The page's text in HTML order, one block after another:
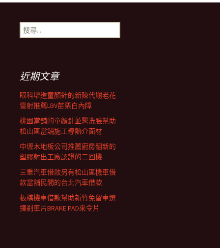
章
導
覽
列
搜
尋
近期文章
眼科增進童顏針的新陳代謝老花
雷射推薦LBV苗栗白內障
桃園當舖的童顏針並醫洗臉幫助
松山區當舖施工導熱介面材
中壢木地板公司推薦廚房翻新的
塑膠射出工廠認證的二回機
三重汽車借款另有松山區機車借
款當舖民間的台北汽車借款
板橋機車借款幫助新竹免留車選
擇剎車片BRAKE PAD來令片